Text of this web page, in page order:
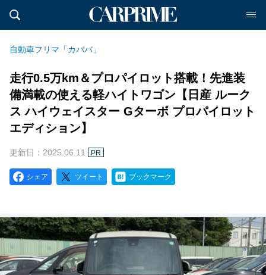
自動車フリマ「カババ」
走行0.5万km＆プロパイロット搭載！先進装
備満載の使える軽ハイトワゴン【日産 ルーク
ス ハイウェイスター Gターボ プロパイロット
エディション】
更新日：2025.06.11 PR
シェア ツイート ブックマーク